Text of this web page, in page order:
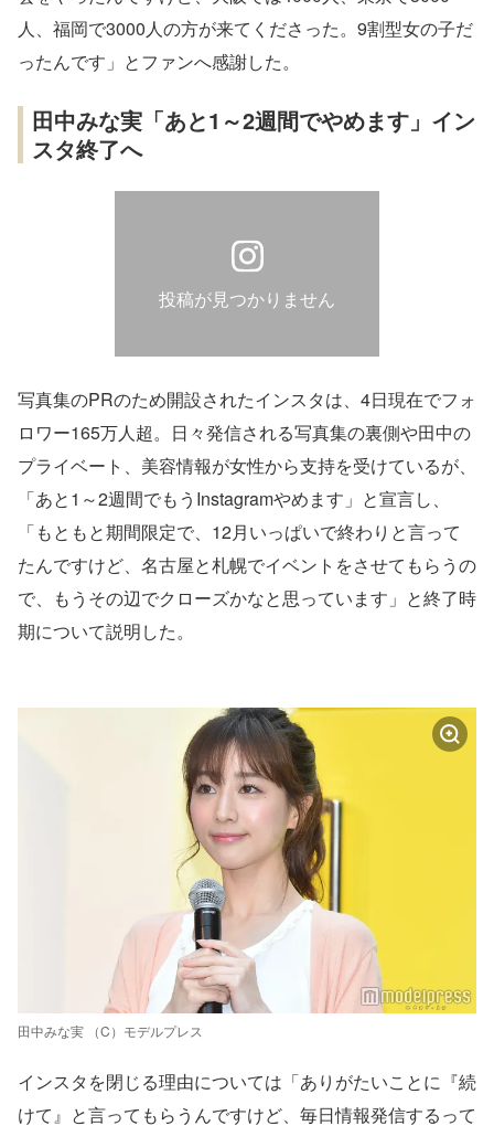
人、福岡で3000人の方が来てくださった。9割型女の子だ
ったんです」とファンへ感謝した。
田中みな実「あと1～2週間でやめます」イン
スタ終了へ
投稿が見つかりません
写真集のPRのため開設されたインスタは、4日現在でフォ
ロワー165万人超。日々発信される写真集の裏側や田中の
プライベート、美容情報が女性から支持を受けているが、
「あと1～2週間でもうInstagramやめます」と宣言し、
「もともと期間限定で、12月いっぱいで終わりと言って
たんですけど、名古屋と札幌でイベントをさせてもらうの
で、もうその辺でクローズかなと思っています」と終了時
期について説明した。
田中みな実 （C）モデルプレス
インスタを閉じる理由については「ありがたいことに『続
けて』と言ってもらうんですけど、毎日情報発信するって